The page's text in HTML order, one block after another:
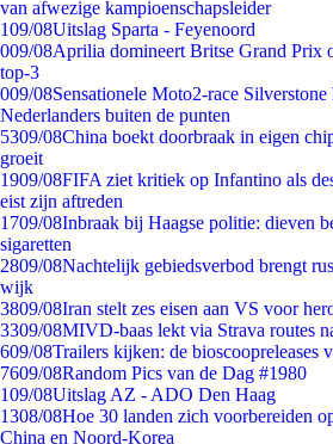
van afwezige kampioenschapsleider
109/08Uitslag Sparta - Feyenoord
009/08Aprilia domineert Britse Grand Prix
top-3
009/08Sensationele Moto2-race
Nederlanders buiten de punten
5309/08China boekt doorbraak in eigen
groeit
1909/08FIFA ziet kritiek op Infantino als
eist zijn aftreden
1709/08Inbraak bij Haagse politie: dieven
sigaretten
2809/08Nachtelijk gebiedsverbod brengt
wijk
3809/08Iran stelt zes eisen aan VS voor
3309/08MIVD-baas lekt via Strava routes
609/08Trailers kijken: de bioscoopreleases
7609/08Random Pics van de Dag #1980
109/08Uitslag AZ - ADO Den Haag
1308/08Hoe 30 landen zich voorbereiden
China en Noord-Korea